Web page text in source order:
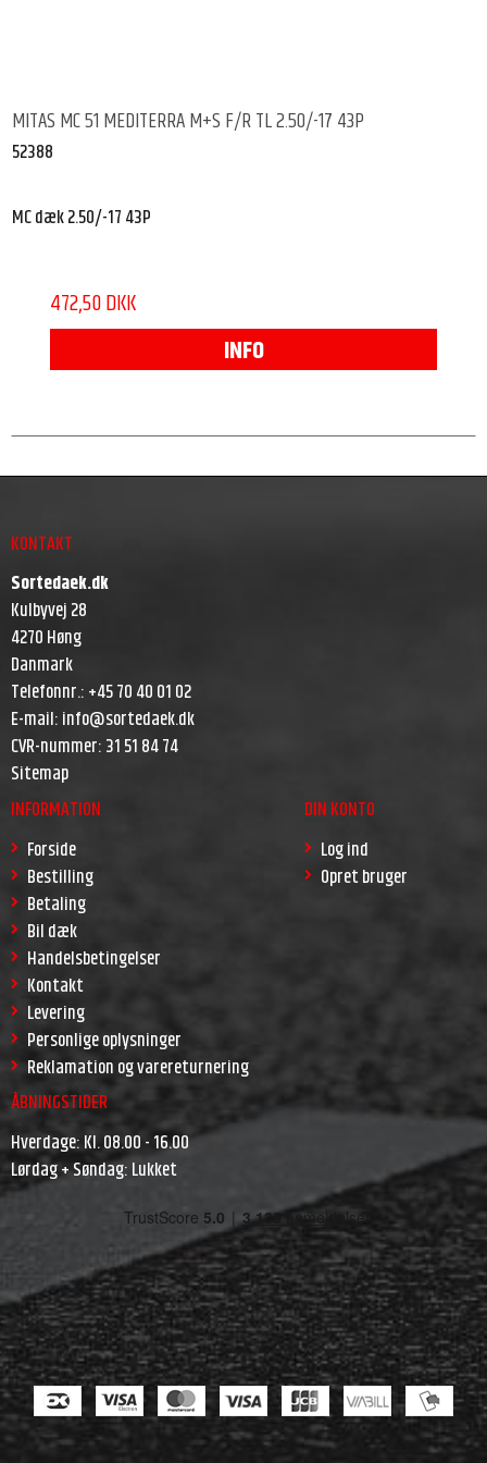
MITAS MC 51 MEDITERRA M+S F/R TL 2.50/-17 43P
52388
MC dæk 2.50/-17 43P
472,50 DKK
INFO
KONTAKT
Sortedaek.dk
Kulbyvej 28
4270 Høng
Danmark
Telefonnr.:+45 70 40 01 02
E-mail:info@sortedaek.dk
CVR-nummer:31 51 84 74
Sitemap
INFORMATION
Forside
Bestilling
Betaling
Bil dæk
Handelsbetingelser
Kontakt
Levering
Personlige oplysninger
Reklamation og varereturnering
DIN KONTO
Log ind
Opret bruger
ÅBNINGSTIDER
Hverdage: Kl. 08.00 - 16.00
Lørdag + Søndag: Lukket